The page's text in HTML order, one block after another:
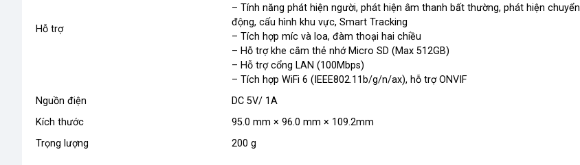
Hỗ trợ
– Tính năng phát hiện người, phát hiện âm thanh bất thường, phát hiện chuyển
động, cấu hình khu vực, Smart Tracking
– Tích hợp míc và loa, đàm thoại hai chiều
– Hỗ trợ khe cắm thẻ nhớ Micro SD (Max 512GB)
– Hỗ trợ cổng LAN (100Mbps)
– Tích hợp WiFi 6 (IEEE802.11b/g/n/ax), hỗ trợ ONVIF
Nguồn điện
DC 5V/ 1A
Kích thước
95.0 mm × 96.0 mm × 109.2mm
Trọng lượng
200 g